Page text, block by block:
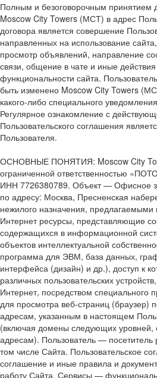
Полным и безоговорочным принятием
Moscow City Towers (МСТ) в адрес
договора является совершение
направленных на использование
просмотр объявлений, направление
связи, общение в чате и иные
функциональности сайта.
быть изменено Moscow City Towers
какого-либо специального
Регулярное ознакомление с
Пользовательского соглашения
Пользователя.
ОСНОВНЫЕ ПОНЯТИЯ: Moscow City
ограниченной ответственностью
ИНН 7726380789. Объект — Офисное
по адресу: Москва, Пресненская
нежилого назначения,
Интернет ресурсы, представляющие
содержащихся в информационной
объектов интеллектуальной
программа для ЭВМ, база данных,
интерфейса (дизайн) и др.), доступ к
различных пользовательских
Интернет, посредством специального
для просмотра веб-страниц (браузер)
адресам, указанным в настоящем
(включая домены следующих уровней,
адресам). Пользователь — посетитель
том числе Сайта. Пользовательское
соглашение и иные правила и
работу Сайта. Сервисы —